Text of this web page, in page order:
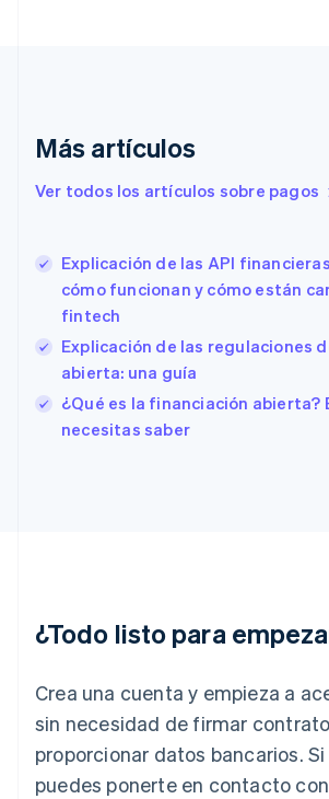
Más artículos
Ver todos los artículos sobre pagos
Explicación de las API
cómo funcionan y cómo están
fintech
Explicación de las regulaciones
abierta: una guía
¿Qué es la financiación abierta?
necesitas saber
¿Todo listo para
Crea una cuenta y empieza a
sin necesidad de firmar
proporcionar datos bancarios.
puedes ponerte en contacto
Eslovaquia
Eslovenia
EspañolEnglish
Estados Unidos
EnglishEspañol
English
Finlandia
EnglishSvenska
Francia
Irlanda
Italia
English
Japón
日本語English
Letonia